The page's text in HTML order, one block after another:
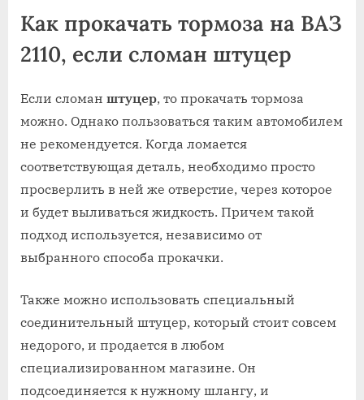
Как прокачать тормоза на ВАЗ
2110, если сломан штуцер
Если сломан штуцер, то прокачать тормоза
можно. Однако пользоваться таким автомобилем
не рекомендуется. Когда ломается
соответствующая деталь, необходимо просто
просверлить в ней же отверстие, через которое
и будет выливаться жидкость. Причем такой
подход используется, независимо от
выбранного способа прокачки.
Также можно использовать специальный
соединительный штуцер, который стоит совсем
недорого, и продается в любом
специализированном магазине. Он
подсоединяется к нужному шлангу, и